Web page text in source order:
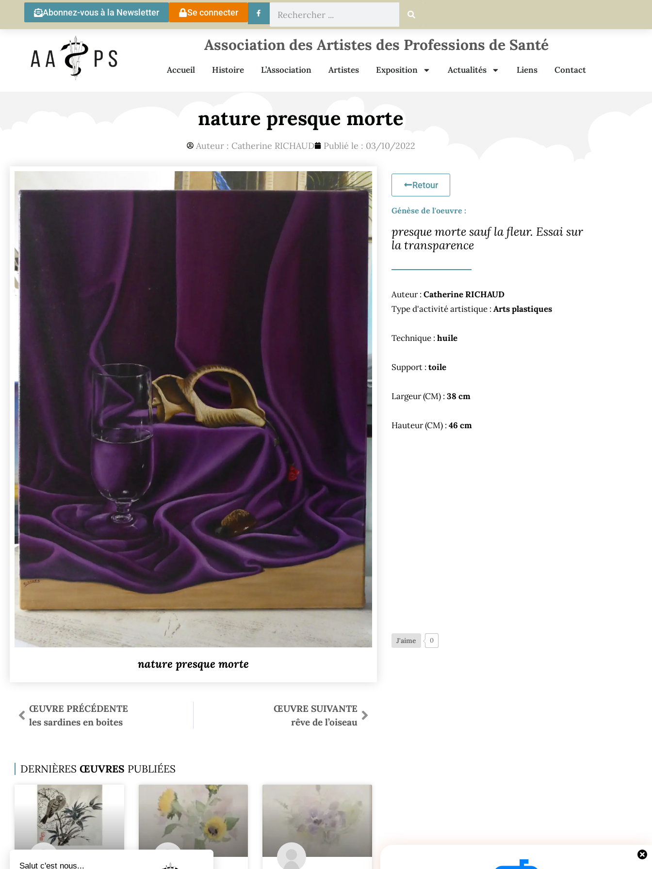
Abonnez-vous à la Newsletter Se connecter
Association des Artistes des Professions de Santé
Accueil Histoire L’Association Artistes Exposition Actualités Liens Contact
nature presque morte
Auteur : Catherine RICHAUD Publié le : 03/10/2022
nature presque morte
ŒUVRE PRÉCÉDENTE
les sardines en boites
ŒUVRE SUIVANTE
rêve de l’oiseau
DERNIÈRES ŒUVRES PUBLIÉES
Retour
Génèse de l'oeuvre :
presque morte sauf la fleur. Essai sur
la transparence
Auteur : Catherine RICHAUD
Type d'activité artistique : Arts plastiques
Technique : huile
Support : toile
Largeur (CM) : 38 cm
Hauteur (CM) : 46 cm
J'aime 0